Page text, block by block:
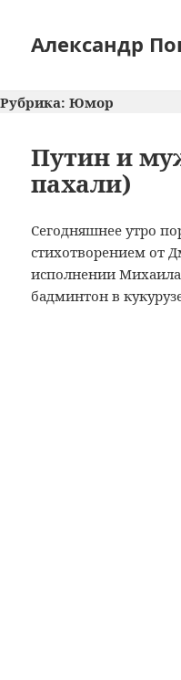
Александр
Рубрика: Юмор
Путин и
пахали)
Сегодняшнее утро
стихотворением от
исполнении
бадминтон в